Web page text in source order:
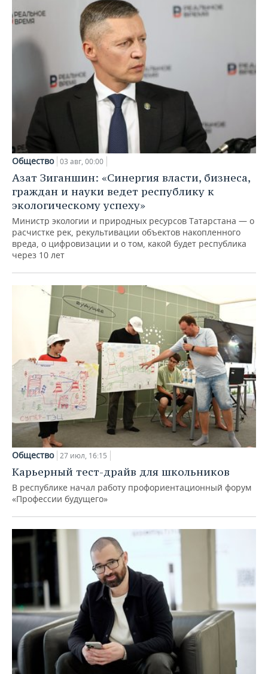
Общество 03 авг, 00:00
Азат Зиганшин: «Синергия власти, бизнеса,
граждан и науки ведет республику к
экологическому успеху»
Министр экологии и природных ресурсов Татарстана — о
расчистке рек, рекультивации объектов накопленного
вреда, о цифровизации и о том, какой будет республика
через 10 лет
Общество 27 июл, 16:15
Карьерный тест-драйв для школьников
В республике начал работу профориентационный форум
«Профессии будущего»